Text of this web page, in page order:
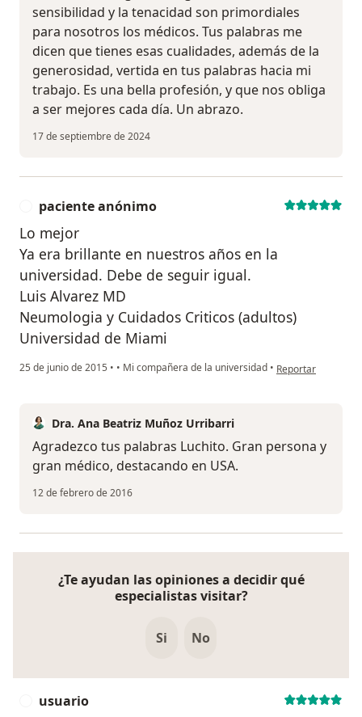
sensibilidad y la tenacidad son primordiales
para nosotros los médicos. Tus palabras me
dicen que tienes esas cualidades, además de la
generosidad, vertida en tus palabras hacia mi
trabajo. Es una bella profesión, y que nos obliga
a ser mejores cada día. Un abrazo.
17 de septiembre de 2024
paciente anónimo
Lo mejor
Ya era brillante en nuestros años en la
universidad. Debe de seguir igual.
Luis Alvarez MD
Neumologia y Cuidados Criticos (adultos)
Universidad de Miami
25 de junio de 2015 • • Mi compañera de la universidad • en opinión del
Reportar
Dra. Ana Beatriz Muñoz Urribarri
Agradezco tus palabras Luchito. Gran persona y
gran médico, destacando en USA.
12 de febrero de 2016
¿Te ayudan las opiniones a decidir qué
especialistas visitar?
Si No
usuario